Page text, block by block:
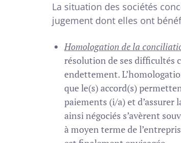
La situation des sociétés
jugement dont elles ont
Homologation de la
résolution de ses difficultés
endettement.
que le(s) accord(s)
paiements (i/a) et d’assurer
ainsi négociés s’avèrent
à moyen terme de